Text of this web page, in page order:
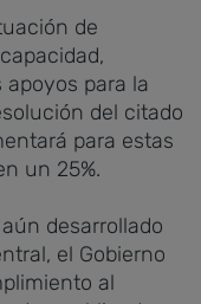
de
para la
del citado
para estas
un 25%.
desarrollado
el Gobierno
al